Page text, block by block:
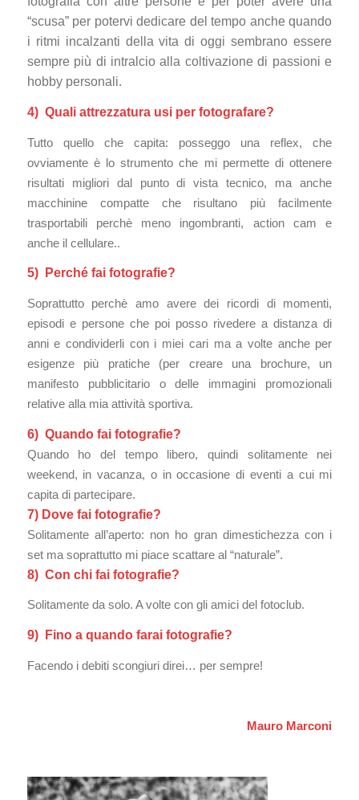
“scusa” per potervi dedicare del tempo anche quando
i ritmi incalzanti della vita di oggi sembrano essere
sempre più di intralcio alla coltivazione di passioni e
hobby personali.
4) Quali attrezzatura usi per fotografare?
Tutto quello che capita: posseggo una reflex, che
ovviamente è lo strumento che mi permette di ottenere
risultati migliori dal punto di vista tecnico, ma anche
macchinine compatte che risultano più facilmente
trasportabili perchè meno ingombranti, action cam e
anche il cellulare..
5) Perché fai fotografie?
Soprattutto perchè amo avere dei ricordi di momenti,
episodi e persone che poi posso rivedere a distanza di
anni e condividerli con i miei cari ma a volte anche per
esigenze più pratiche (per creare una brochure, un
manifesto pubblicitario o delle immagini promozionali
relative alla mia attività sportiva.
6) Quando fai fotografie?
Quando ho del tempo libero, quindi solitamente nei
weekend, in vacanza, o in occasione di eventi a cui mi
capita di partecipare.
7) Dove fai fotografie?
Solitamente all’aperto: non ho gran dimestichezza con i
set ma soprattutto mi piace scattare al “naturale”.
8) Con chi fai fotografie?
Solitamente da solo. A volte con gli amici del fotoclub.
9) Fino a quando farai fotografie?
Facendo i debiti scongiuri direi… per sempre!
Mauro Marconi